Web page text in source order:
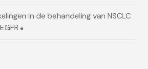
in de behandeling van NSCLC